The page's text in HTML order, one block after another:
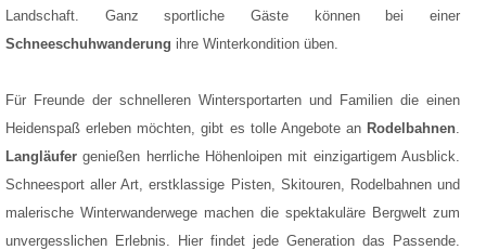
Landschaft. Ganz sportliche Gäste können bei einer
Schneeschuhwanderung ihre Winterkondition üben.
Für Freunde der schnelleren Wintersportarten und Familien die einen
Heidenspaß erleben möchten, gibt es tolle Angebote an Rodelbahnen.
Langläufergenießen herrliche Höhenloipen mit einzigartigem Ausblick.
Schneesport aller Art, erstklassige Pisten, Skitouren, Rodelbahnen und
malerische Winterwanderwege machen die spektakuläre Bergwelt zum
unvergesslichen Erlebnis. Hier findet jede Generation das Passende.